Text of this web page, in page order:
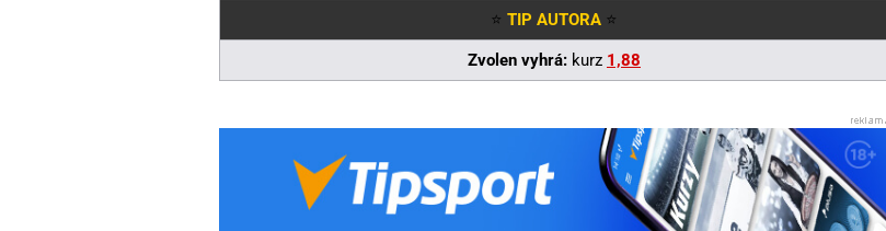
⭐ TIP AUTORA ⭐
Zvolen vyhrá: kurz 1,88